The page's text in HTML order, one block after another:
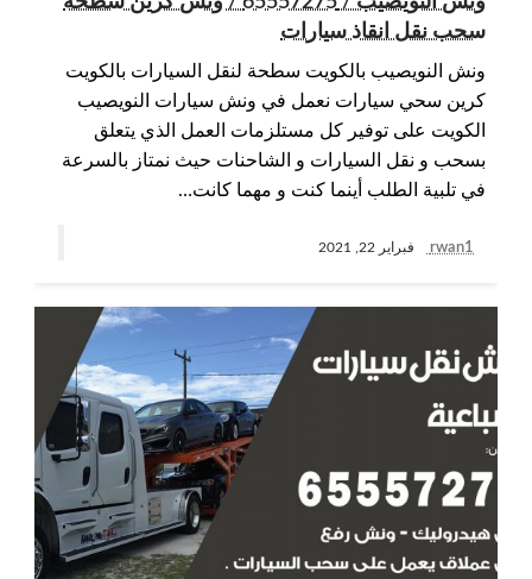
سحب نقل انقاذ سيارات
ونش النويصيب بالكويت سطحة لنقل السيارات بالكويت
كرين سحي سيارات نعمل في ونش سيارات النويصيب
الكويت على توفير كل مستلزمات العمل الذي يتعلق
بسحب و نقل السيارات و الشاحنات حيث نمتاز بالسرعة
في تلبية الطلب أينما كنت و مهما كانت…
rwan1 فبراير 22, 2021